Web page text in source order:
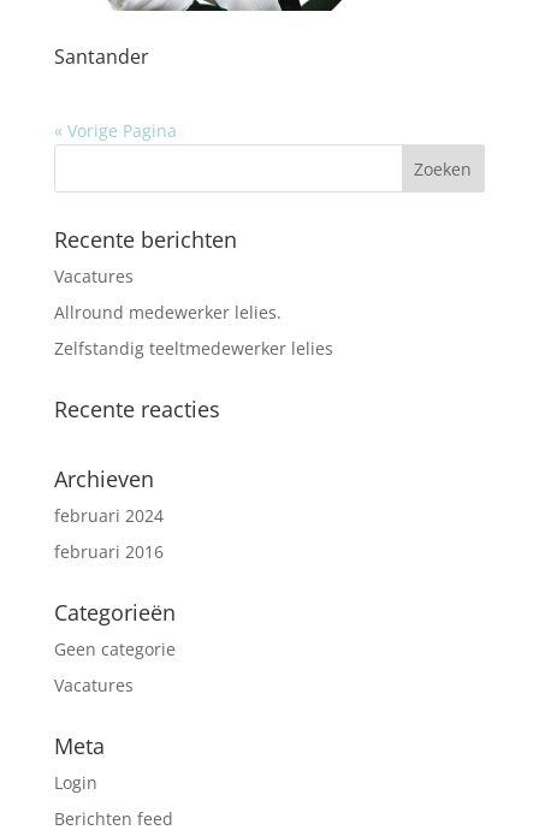
Santander
« Vorige Pagina
Recente berichten
Vacatures
Allround medewerker lelies.
Zelfstandig teeltmedewerker lelies
Recente reacties
Archieven
februari 2024
februari 2016
Categorieën
Geen categorie
Vacatures
Meta
Login
Berichten feed